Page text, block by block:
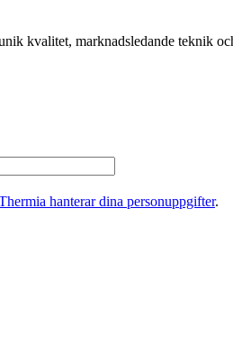
kvalitet, marknadsledande teknik
hanterar dina personuppgifter.